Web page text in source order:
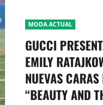
MODA ACTUAL
GUCCI
EMILY
NUEVAS
“BEAUTY AND